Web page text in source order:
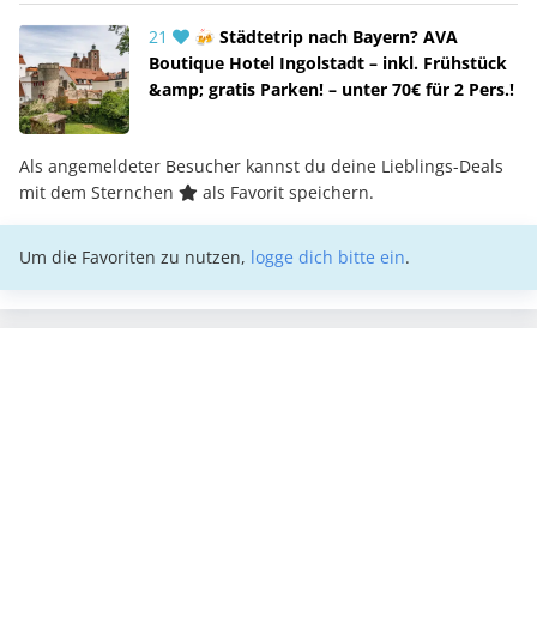
21
🍻 Städtetrip nach Bayern? AVA
Boutique Hotel Ingolstadt – inkl. Frühstück
&amp; gratis Parken! – unter 70€ für 2 Pers.!
Als angemeldeter Besucher kannst du deine Lieblings-Deals
mit dem Sternchen
als Favorit speichern.
Um die Favoriten zu nutzen, logge dich bitte ein.